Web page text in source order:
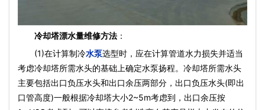
冷却塔漂水量维修方法 ：
(1)在计算制冷水泵选型时，应在计算管道水力损失并适当
考虑冷却塔所需水头的基础上确定水泵扬程。冷却塔所需水头
主要包括出口负压水头和出口余压两部分，出口负压水头(即出
口管高度)一般根据冷却塔大小2~5m考虑到，出口余压按